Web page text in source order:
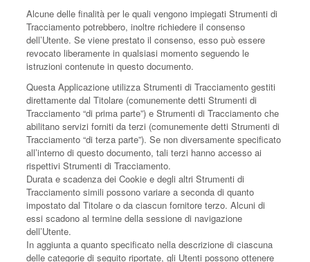
Alcune delle finalità per le quali vengono impiegati Strumenti di
Tracciamento potrebbero, inoltre richiedere il consenso
dell’Utente. Se viene prestato il consenso, esso può essere
revocato liberamente in qualsiasi momento seguendo le
istruzioni contenute in questo documento.
Questa Applicazione utilizza Strumenti di Tracciamento gestiti
direttamente dal Titolare (comunemente detti Strumenti di
Tracciamento “di prima parte”) e Strumenti di Tracciamento che
abilitano servizi forniti da terzi (comunemente detti Strumenti di
Tracciamento “di terza parte”). Se non diversamente specificato
all’interno di questo documento, tali terzi hanno accesso ai
rispettivi Strumenti di Tracciamento.
Durata e scadenza dei Cookie e degli altri Strumenti di
Tracciamento simili possono variare a seconda di quanto
impostato dal Titolare o da ciascun fornitore terzo. Alcuni di
essi scadono al termine della sessione di navigazione
dell’Utente.
In aggiunta a quanto specificato nella descrizione di ciascuna
delle categorie di seguito riportate, gli Utenti possono ottenere